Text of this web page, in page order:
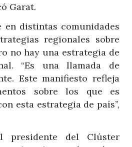
Garat.
en distintas comunidades
regionales sobre
no hay una estrategia de
“Es una llamada de
Este manifiesto refleja
sobre los que es
esta estrategia de país”,
presidente del Clúster